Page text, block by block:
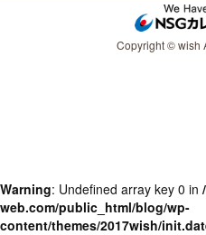
Copyright © wish
Warning: Undefined array key 0 in
web.com/public_html/blog/wp-
content/themes/2017wish/